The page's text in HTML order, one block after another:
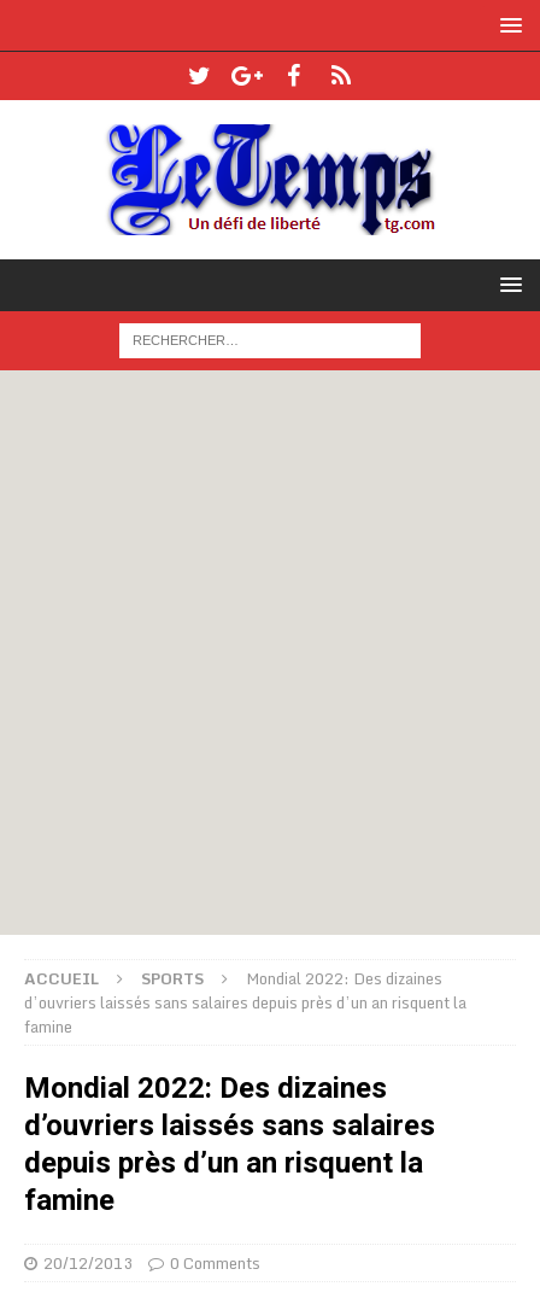
ACCUEIL SPORTS
Mondial 2022: Des dizaines
d’ouvriers laissés sans salaires depuis près d’un an risquent la
famine
Mondial 2022: Des dizaines
d’ouvriers laissés sans salaires
depuis près d’un an risquent la
famine
20/12/2013 0 Comments